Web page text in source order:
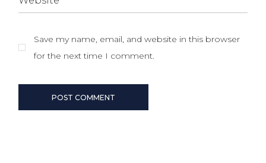
Save my name, email, and website in this browser
for the next time I comment.
POST COMMENT